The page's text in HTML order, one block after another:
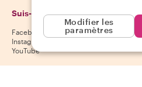
Suis-nous
Facebook
Instagram
YouTube
Modifier les
paramètres